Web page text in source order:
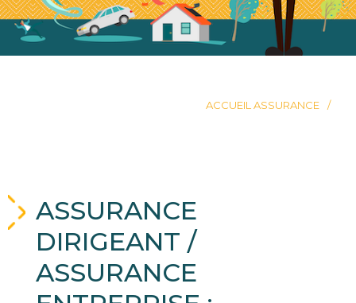
ACCUEIL ASSURANCE
ASSURANCE
DIRIGEANT /
ASSURANCE